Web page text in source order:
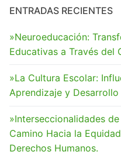
ENTRADAS RECIENTES
»Neuroeducación:
Educativas a Través del
»La Cultura Escolar:
Aprendizaje y
»Interseccionalidades
Camino Hacia la
Derechos Humanos.